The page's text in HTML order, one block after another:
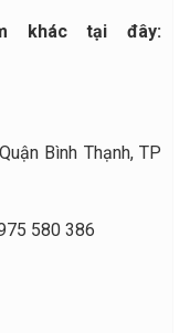
khác tại đây:
Bình Thạnh, TP
580 386